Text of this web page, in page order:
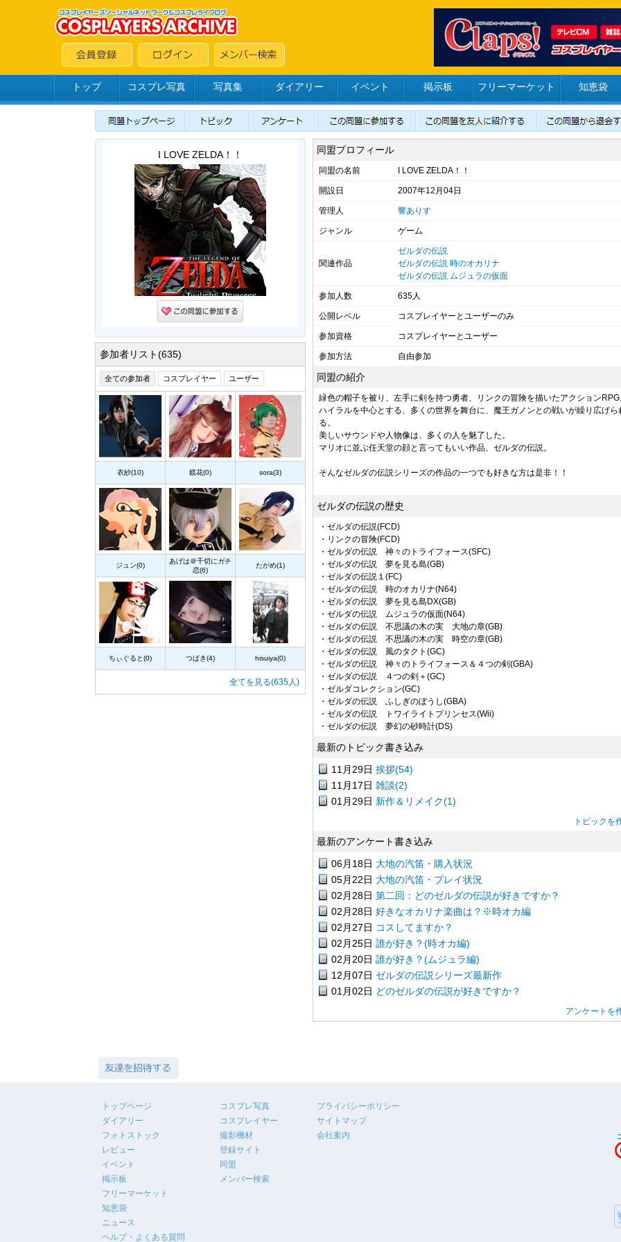
トップ コスプレ写真 写真集 ダイアリー イベント 掲示板 フリーマーケット 知恵袋
I LOVE ZELDA！！
参加者リスト(635)
全ての参加者 コスプレイヤー ユーザー
衣紗(10) 鏡花(0) sora(3)
ジュン(0)
あげは＠千切にガチ
恋(6)
たがめ(1)
ちぃぐると(0) つばき(4) hisuiya(0)
全てを見る(635人)
同盟プロフィール
同盟の名前 I LOVE ZELDA！！
開設日 2007年12月04日
管理人 響ありす
ジャンル ゲーム
関連作品
ゼルダの伝説
ゼルダの伝説 時のオカリナ
ゼルダの伝説 ムジュラの仮面
参加人数 635人
公開レベル コスプレイヤーとユーザーのみ
参加資格 コスプレイヤーとユーザー
参加方法 自由参加
同盟の紹介
緑色の帽子を被り、左手に剣を持つ勇者、リンクの冒険を描いたアクション
ハイラルを中心とする、多くの世界を舞台に、魔王ガノンとの戦いが繰り広げら
る。
美しいサウンドや人物像は、多くの人を魅了した。
マリオに並ぶ任天堂の顔と言ってもいい作品、ゼルダの伝説。
そんなゼルダの伝説シリーズの作品の一つでも好きな方は是非！！
ゼルダの伝説の歴史
・ゼルダの伝説(FCD)
・リンクの冒険(FCD)
・ゼルダの伝説 神々のトライフォース(SFC)
・ゼルダの伝説 夢を見る島(GB)
・ゼルダの伝説１(FC)
・ゼルダの伝説 時のオカリナ(N64)
・ゼルダの伝説 夢を見る島DX(GB)
・ゼルダの伝説 ムジュラの仮面(N64)
・ゼルダの伝説 不思議の木の実 大地の章(GB)
・ゼルダの伝説 不思議の木の実 時空の章(GB)
・ゼルダの伝説 風のタクト(GC)
・ゼルダの伝説 神々のトライフォース＆４つの剣(GBA)
・ゼルダの伝説 ４つの剣＋(GC)
・ゼルダコレクション(GC)
・ゼルダの伝説 ふしぎのぼうし(GBA)
・ゼルダの伝説 トワイライトプリンセス(Wii)
・ゼルダの伝説 夢幻の砂時計(DS)
最新のトピック書き込み
11月29日 挨拶(54)
11月17日 雑談(2)
01月29日 新作＆リメイク(1)
トピックを
最新のアンケート書き込み
06月18日 大地の汽笛・購入状況
05月22日 大地の汽笛・プレイ状況
02月28日 第二回：どのゼルダの伝説が好きですか？
02月28日 好きなオカリナ楽曲は？※時オカ編
02月27日 コスしてますか？
02月25日 誰が好き？(時オカ編)
02月20日 誰が好き？(ムジュラ編)
12月07日 ゼルダの伝説シリーズ最新作
01月02日 どのゼルダの伝説が好きですか？
アンケートを
トップページ
ダイアリー
フォトストック
レビュー
イベント
掲示板
フリーマーケット
知恵袋
ニュース
ヘルプ・よくある質問
コスプレ写真
コスプレイヤー
撮影機材
登録サイト
同盟
メンバー検索
プライバシーポリシー
サイトマップ
会社案内